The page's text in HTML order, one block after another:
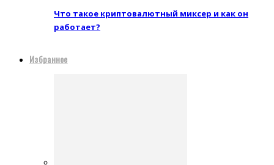
Что такое криптовалютный миксер и как он
работает?
Избранное